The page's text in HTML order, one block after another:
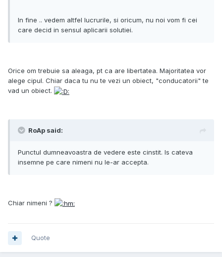
In fine .. vedem altfel lucrurile, si oricum, nu noi vom fi cei
care decid in sensul aplicarii solutiei.
Orice om trebuie sa aleaga, pt ca are libertatea. Majoritatea vor
alege cipul. Chiar daca tu nu te vezi un obiect, "conducatorii" te
vad un obiect.
RoAp said:
Punctul dumneavoastra de vedere este cinstit. Is cateva
insemne pe care nimeni nu le-ar accepta.
Chiar nimeni ?
Quote